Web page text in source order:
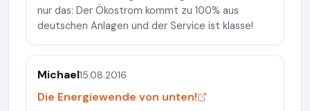
nur das: Der Ökostrom kommt zu 100% aus
deutschen Anlagen und der Service ist klasse!
Michael15.08.2016
Die Energiewende von unten!